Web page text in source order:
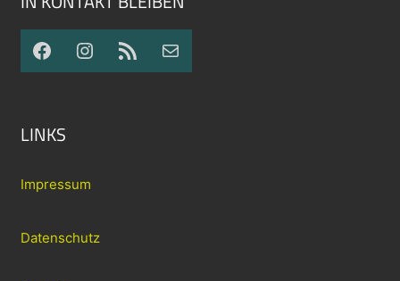
Facebook Instagram RSS-Feed E-Mail
LINKS
Impressum
Datenschutz